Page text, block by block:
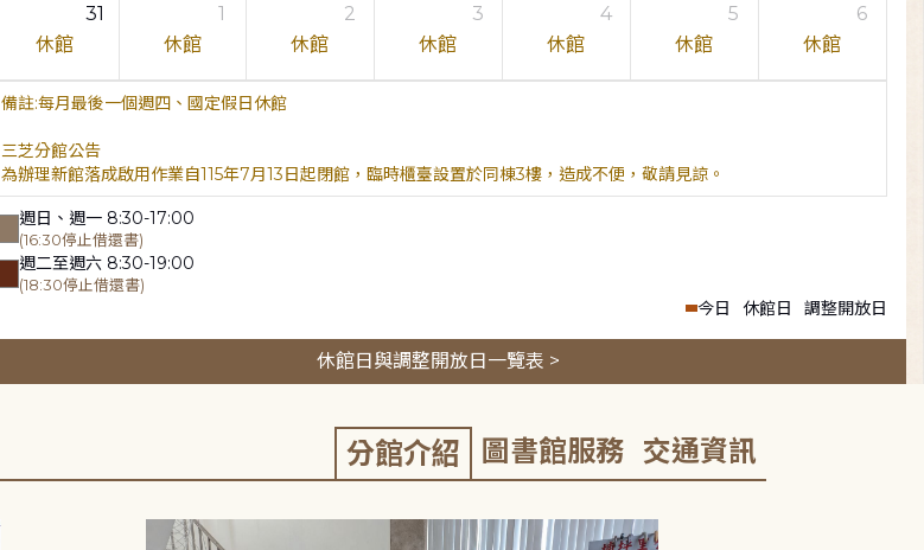
31
休館
1
休館
2
休館
3
休館
4
休館
5
休館
6
休館
每月最後一個週四、國定假日休館
三芝分館公告
為辦理新館落成啟用作業自115年7月13日起閉館，臨時櫃臺設置於同棟3樓，造成不便，敬請見諒。
週日、週一 8:30-17:00
(16:30停止借還書)
週二至週六 8:30-19:00
(18:30停止借還書)
今日 休館日 調整開放日
休館日與調整開放日一覽表 >
分館介紹 圖書館服務 交通資訊